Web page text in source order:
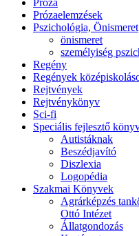
Próza
Prózaelemzések
Pszichológia, Önismeret
önismeret
személyiség
Regény
Regények
Rejtvények
Rejtvénykönyv
Sci-fi
Speciális fejlesztő
Autistáknak
Beszédjavító
Diszlexia
Logopédia
Szakmai Könyvek
Agrárképzés
Ottó Intézet
Állatgondozás